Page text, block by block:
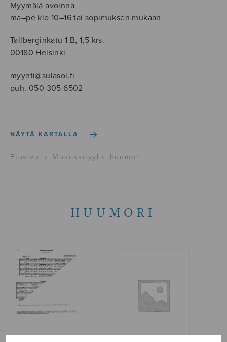
Myymälä avoinna
ma–pe klo 10–16 tai sopimuksen mukaan
Tallberginkatu 1 B, 1,5 krs.
00180 Helsinki
myynti@sulasol.fi
puh. 050 305 6502
NÄYTÄ KARTALLA
Etusivu › Musiikkityyli › huumori
HUUMORI